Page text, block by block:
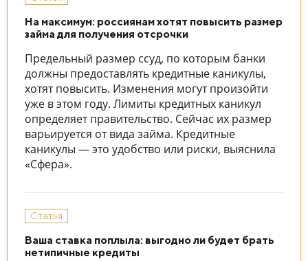
На максимум: россиянам хотят повысить размер
займа для получения отсрочки
Предельный размер ссуд, по которым банки
должны предоставлять кредитные каникулы,
хотят повысить. Изменения могут произойти
уже в этом году. Лимиты кредитных каникул
определяет правительство. Сейчас их размер
варьируется от вида займа. Кредитные
каникулы — это удобство или риски, выяснила
«Сфера».
Статья
Ваша ставка поплыла: выгодно ли будет брать
нетипичные кредиты